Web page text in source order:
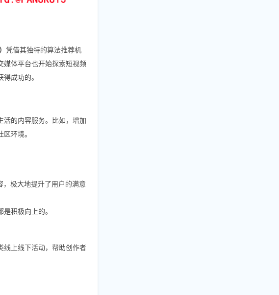
凭借其独特的算法推荐机
媒体平台也开始探索短视频
成功的。
活的内容服务。比如，增加
环境。
极大地提升了用户的满意
积极向上的。
线上线下活动，帮助创作者